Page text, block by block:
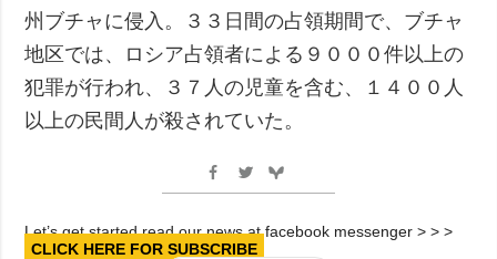
州ブチャに侵入。３３日間の占領期間で、ブチャ
地区では、ロシア占領者による９０００件以上の
犯罪が行われ、３７人の児童を含む、１４００人
以上の民間人が殺されていた。
Let’s get started read our news at facebook messenger > > >
CLICK HERE FOR SUBSCRIBE